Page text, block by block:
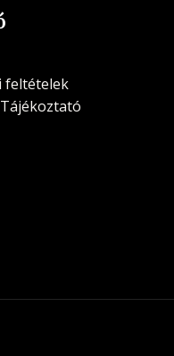
feltételek